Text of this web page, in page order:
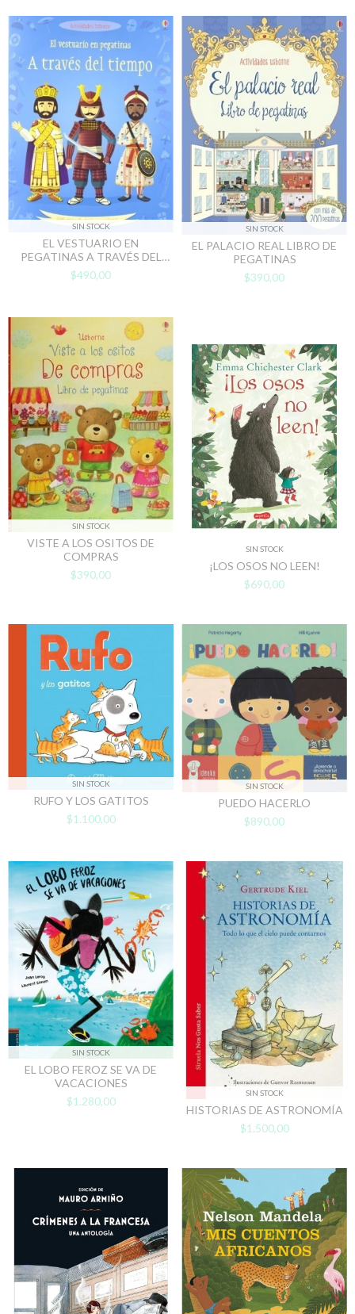
SIN STOCK
EL VESTUARIO EN
PEGATINAS A TRAVÉS DEL
TIEMPO
$490,00
SIN STOCK
EL PALACIO REAL LIBRO DE
PEGATINAS
$390,00
SIN STOCK
VISTE A LOS OSITOS DE
COMPRAS
$390,00
SIN STOCK
¡LOS OSOS NO LEEN!
$690,00
SIN STOCK
RUFO Y LOS GATITOS
$1.100,00
SIN STOCK
PUEDO HACERLO
$890,00
SIN STOCK
EL LOBO FEROZ SE VA DE
VACACIONES
$1.280,00
SIN STOCK
HISTORIAS DE ASTRONOMÍA
$1.500,00